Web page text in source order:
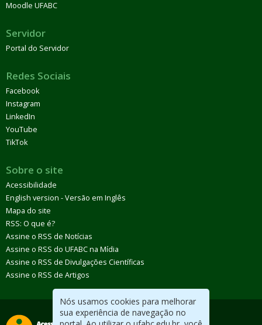
Nós usamos cookies para melhorar
sua experiência de navegação no
Moodle UFABC
Servidor
Portal do Servidor
Redes Sociais
Facebook
Instagram
LinkedIn
YouTube
TikTok
Sobre o site
Acessibilidade
English version - Versão em Inglês
Mapa do site
RSS: O que é?
Assine o RSS de Notícias
Assine o RSS do UFABC na Mídia
Assine o RSS de Divulgações Científicas
Assine o RSS de Artigos